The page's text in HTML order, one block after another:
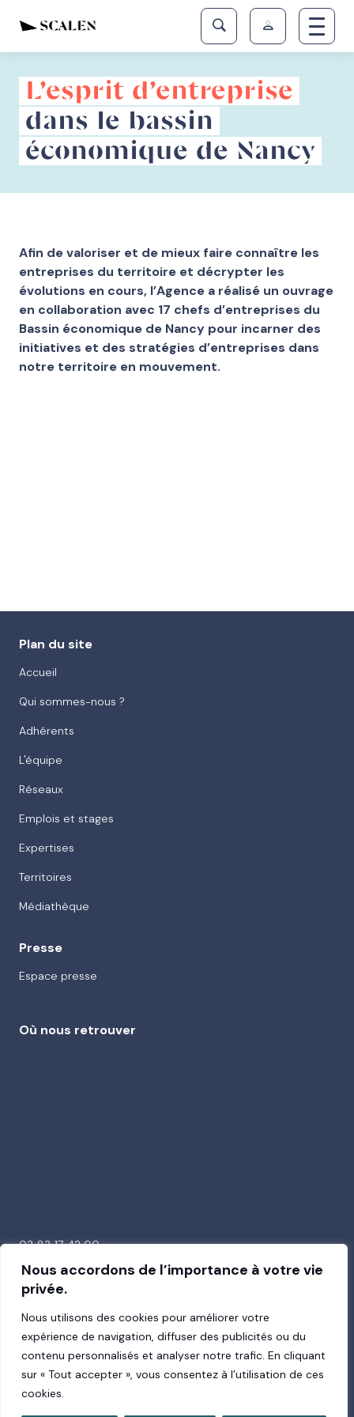
Nous accordons de l’importance à votre vie
privée.
Nous utilisons des cookies pour améliorer votre
expérience de navigation, diffuser des publicités ou du
contenu personnalisés et analyser notre trafic. En cliquant
sur « Tout accepter », vous consentez à l’utilisation de ces
cookies.
L’esprit d’entreprise
dans le bassin
économique de Nancy
Afin de valoriser et de mieux faire connaître les
entreprises du territoire et décrypter les
évolutions en cours, l’Agence a réalisé un ouvrage
en collaboration avec 17 chefs d’entreprises du
Bassin économique de Nancy pour incarner des
initiatives et des stratégies d’entreprises dans
notre territoire en mouvement.
Plan du site
Accueil
Qui sommes-nous ?
Adhérents
L'équipe
Réseaux
Emplois et stages
Expertises
Territoires
Médiathèque
Presse
Espace presse
Où nous retrouver
03 83 17 42 00
26 avenue de la Garenne
54000 Nancy
Suivez-nous !